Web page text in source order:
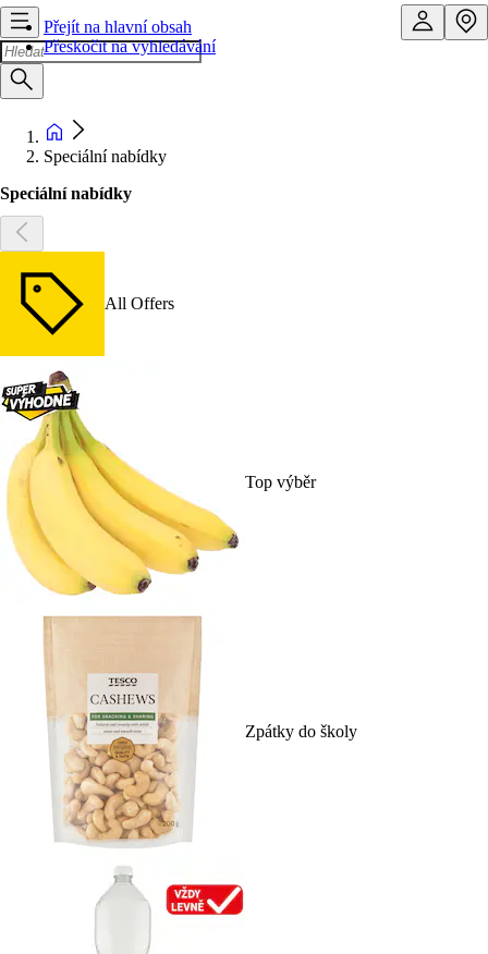
Přejít na hlavní obsah
Přeskočit na vyhledávání
Speciální nabídky
Speciální nabídky
All Offers
Top výběr
Zpátky do školy